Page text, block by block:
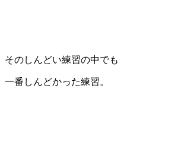
そのしんどい練習の中でも
一番しんどかった練習。